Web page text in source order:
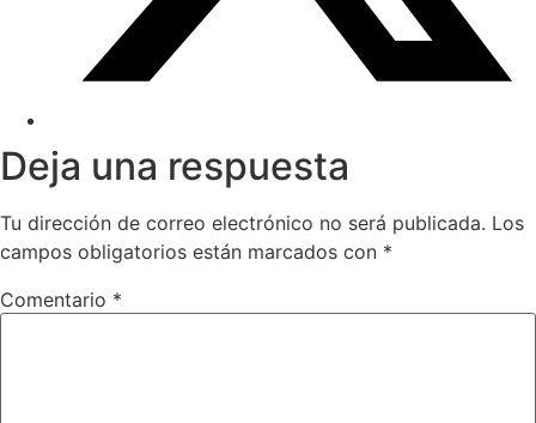
Deja una respuesta
Tu dirección de correo electrónico no será publicada. Los
campos obligatorios están marcados con *
Comentario *